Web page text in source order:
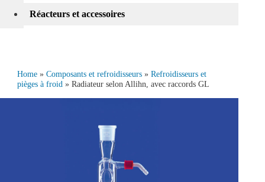
Home» Composants et refroidisseurs» Refroidisseurs et
pièges à froid» Radiateur selon Allihn, avec raccords GL
Réacteurs et accessoires